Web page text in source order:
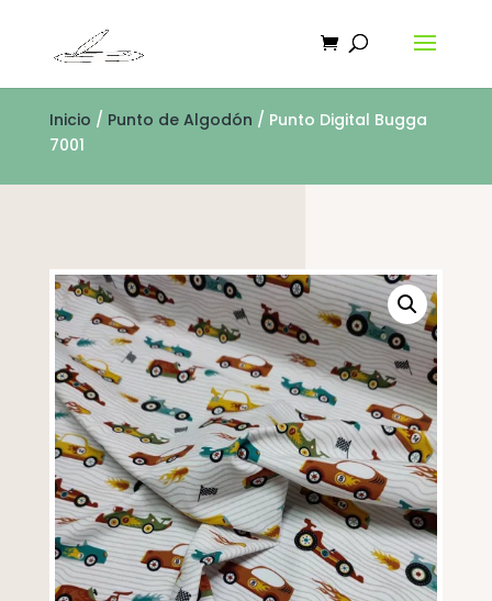
Inicio / Punto de Algodón / Punto Digital Bugga
7001